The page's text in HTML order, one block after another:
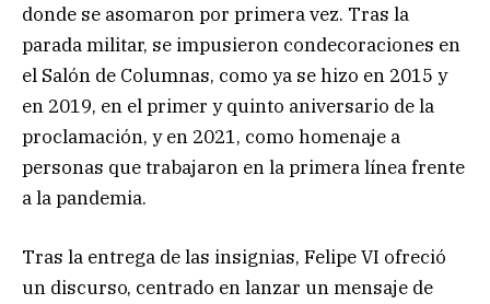
donde se asomaron por primera vez. Tras la
parada militar, se impusieron condecoraciones en
el Salón de Columnas, como ya se hizo en 2015 y
en 2019, en el primer y quinto aniversario de la
proclamación, y en 2021, como homenaje a
personas que trabajaron en la primera línea frente
a la pandemia.
Tras la entrega de las insignias, Felipe VI ofreció
un discurso, centrado en lanzar un mensaje de